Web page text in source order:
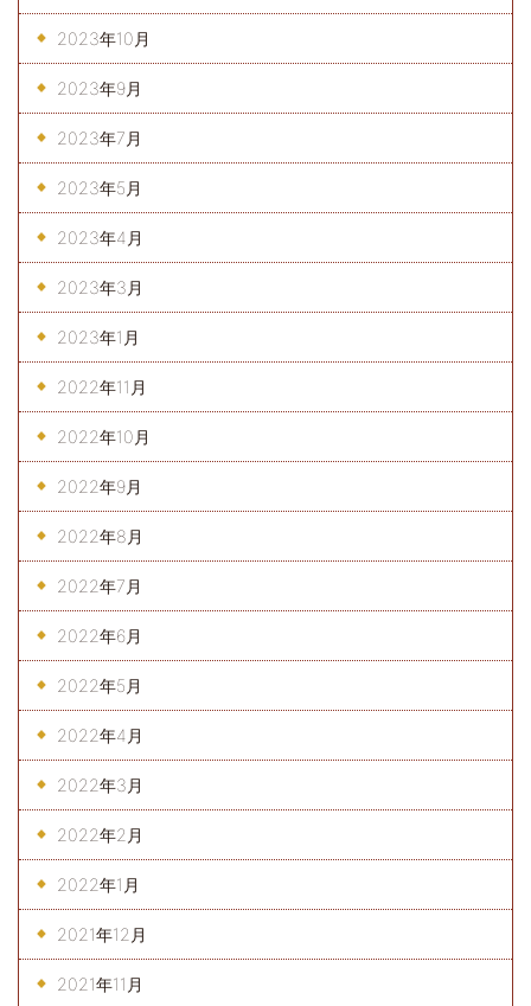
2023年10月
2023年9月
2023年7月
2023年5月
2023年4月
2023年3月
2023年1月
2022年11月
2022年10月
2022年9月
2022年8月
2022年7月
2022年6月
2022年5月
2022年4月
2022年3月
2022年2月
2022年1月
2021年12月
2021年11月